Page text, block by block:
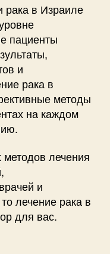
рака в Израиле
пациенты
и
рака в
методы
на каждом
лечения
и
лечение рака в
для вас.